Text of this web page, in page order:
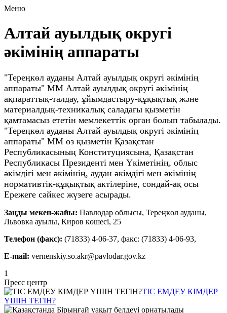
Меню
Алтай ауылдық округі
әкімінің аппараты
"Тереңкөл ауданы Алтай ауылдық округі әкімінің
аппараты" ММ Алтай ауылдық округі әкімінің
ақпараттық-талдау, ұйымдастыру-құқықтық және
материалдық-техникалық саладағы қызметін
қамтамасыз ететін мемлекеттік орган болып табылады.
"Тереңкөл ауданы Алтай ауылдық округі әкімінің
аппараты" ММ өз қызметін Қазақстан
Республикасының Конституциясына, Қазақстан
Республикасы Президенті мен Үкіметінің, облыс
әкімдігі мен әкімінің, аудан әкімдігі мен әкімінің
нормативтік-құқықтық актілеріне, сондай-ақ осы
Ережеге сәйкес жүзеге асырады.
Заңды мекен-жайы: Павлодар облысы, Тереңкөл ауданы,
Львовка ауылы, Киров көшесі, 25
Телефон (факс): (71833) 4-06-37, факс: (71833) 4-06-93,
E-mail: vernenskiy.so.akr@pavlodar.gov.kz
1
Пресс центр
ТІС ЕМДЕУ КІМДЕР
ҮШІН ТЕГІН?